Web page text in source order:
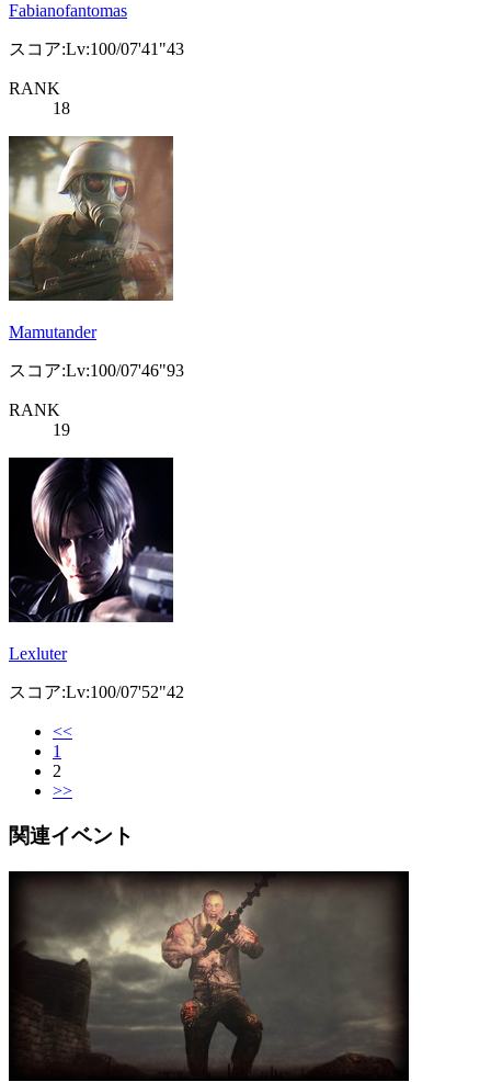
Fabianofantomas
スコア:Lv:100/07'41"43
RANK
18
Mamutander
スコア:Lv:100/07'46"93
RANK
19
Lexluter
スコア:Lv:100/07'52"42
<<
1
2
>>
関連イベント